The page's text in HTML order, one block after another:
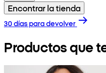
Encontrar la tienda
30 días para devolver
Productos que